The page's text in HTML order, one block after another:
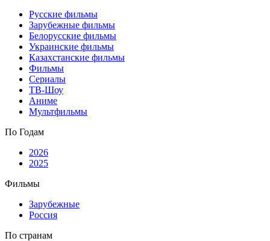
Русские фильмы
Зарубежные фильмы
Белорусские фильмы
Украинские фильмы
Казахстанские фильмы
Фильмы
Сериалы
ТВ-Шоу
Аниме
Мультфильмы
По Годам
2026
2025
Фильмы
Зарубежные
Россия
По странам